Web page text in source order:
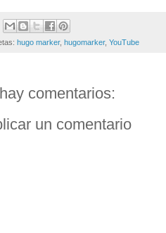
hugo marker, hugomarker, YouTube
comentarios:
un comentario